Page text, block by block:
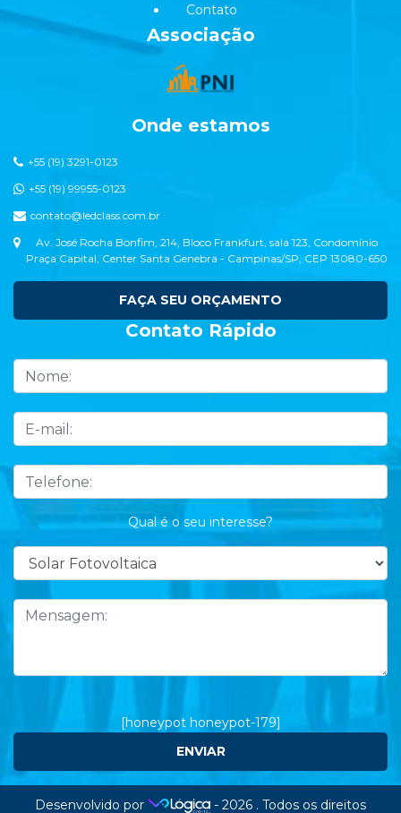
Contato
Associação
Onde estamos
+55 (19) 3291-0123
+55 (19) 99955-0123
contato@ledclass.com.br
Av. José Rocha Bonfim, 214, Bloco Frankfurt, sala 123, Condomínio
Praça Capital, Center Santa Genebra - Campinas/SP, CEP 13080-650
FAÇA SEU ORÇAMENTO
Contato Rápido
Qual é o seu interesse?
[honeypot honeypot-179]
Desenvolvido por - 2026 . Todos os direitos